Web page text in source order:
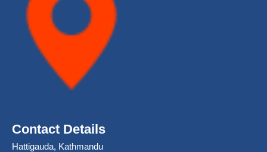
Contact Details
Hattigauda, Kathmandu